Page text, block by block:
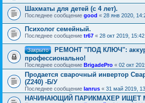
Шахматы для детей (с 4 лет).
Последнее сообщение good « 28 янв 2020,
Психолог семейный.
Последнее сообщение tr67 « 28 окт 2019, 15:42
Закрыто
РЕМОНТ "ПОД КЛЮЧ":
профессионально!
Последнее сообщение BrigadePro « 02 окт
Продается сварочный инвертор
(Z240) -Б/У
Последнее сообщение Ianrus « 31 май 2019,
НАЧИНАЮЩИЙ ПАРИКМАХЕР ИЩЕТ